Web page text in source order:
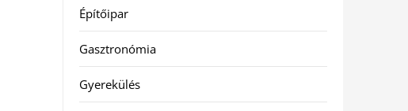
Építőipar
Gasztronómia
Gyerekülés